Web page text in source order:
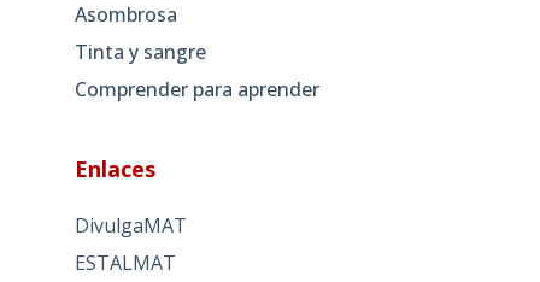
Asombrosa
Tinta y sangre
Comprender para aprender
Enlaces
DivulgaMAT
ESTALMAT